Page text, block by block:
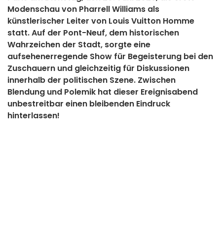
Modenschau von Pharrell Williams als
künstlerischer Leiter von Louis Vuitton Homme
statt. Auf der Pont-Neuf, dem historischen
Wahrzeichen der Stadt, sorgte eine
aufsehenerregende Show für Begeisterung bei den
Zuschauern und gleichzeitig für Diskussionen
innerhalb der politischen Szene. Zwischen
Blendung und Polemik hat dieser Ereignisabend
unbestreitbar einen bleibenden Eindruck
hinterlassen!